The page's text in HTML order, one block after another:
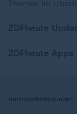
Nutzungsbedingungen